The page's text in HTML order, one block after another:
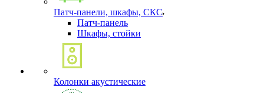
Патч-панели, шкафы, СКС
Патч-панель
Шкафы, стойки
Колонки акустические